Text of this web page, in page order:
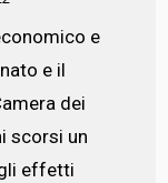
e
e il
dei
scorsi un
effetti